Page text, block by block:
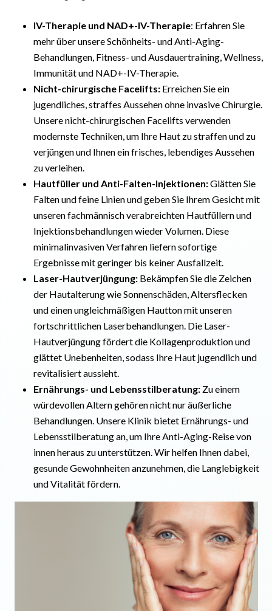
IV-Therapie und NAD+-IV-Therapie: Erfahren Sie
mehr über unsere Schönheits- und Anti-Aging-
Behandlungen, Fitness- und Ausdauertraining, Wellness,
Immunität und NAD+-IV-Therapie.
Nicht-chirurgische Facelifts: Erreichen Sie ein
jugendliches, straffes Aussehen ohne invasive Chirurgie.
Unsere nicht-chirurgischen Facelifts verwenden
modernste Techniken, um Ihre Haut zu straffen und zu
verjüngen und Ihnen ein frisches, lebendiges Aussehen
zu verleihen.
Hautfüller und Anti-Falten-Injektionen:Glätten Sie
Falten und feine Linien und geben Sie Ihrem Gesicht mit
unseren fachmännisch verabreichten Hautfüllern und
Injektionsbehandlungen wieder Volumen. Diese
minimalinvasiven Verfahren liefern sofortige
Ergebnisse mit geringer bis keiner Ausfallzeit.
Laser-Hautverjüngung: Bekämpfen Sie die Zeichen
der Hautalterung wie Sonnenschäden, Altersflecken
und einen ungleichmäßigen Hautton mit unseren
fortschrittlichen Laserbehandlungen. Die Laser-
Hautverjüngung fördert die Kollagenproduktion und
glättet Unebenheiten, sodass Ihre Haut jugendlich und
revitalisiert aussieht.
Ernährungs- und Lebensstilberatung: Zu einem
würdevollen Altern gehören nicht nur äußerliche
Behandlungen. Unsere Klinik bietet Ernährungs- und
Lebensstilberatung an, um Ihre Anti-Aging-Reise von
innen heraus zu unterstützen. Wir helfen Ihnen dabei,
gesunde Gewohnheiten anzunehmen, die Langlebigkeit
und Vitalität fördern.